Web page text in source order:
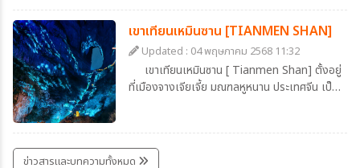
อย่าบอกใคร
เขาเทียนเหมินซาน [TIANMEN SHAN]
Updated : 04 พฤษภาคม 2568 11:32
เขาเทียนเหมินซาน [ Tianmen Shan] ตั้งอยู่
ที่เมืองจางเจียเจี้ย มณฑลหูหนาน ประเทศจีน เป็น
ยุบตัวจนกลายเป็นโพรงประตู และนับแต่นั้นมา ก็
เป็นที่เลื่องลือในหมู่นักเดินทางและนักบวชว่าเป็น
ข่าวสารและบทความทั้งหมด